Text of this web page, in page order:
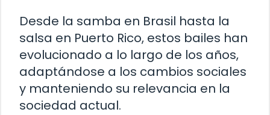
Desde la samba en Brasil hasta la
salsa en Puerto Rico, estos bailes han
evolucionado a lo largo de los años,
adaptándose a los cambios sociales
y manteniendo su relevancia en la
sociedad actual.